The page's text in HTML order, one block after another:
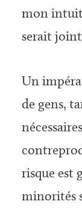
mon
serait
Un
de gens,
risque est
minorités